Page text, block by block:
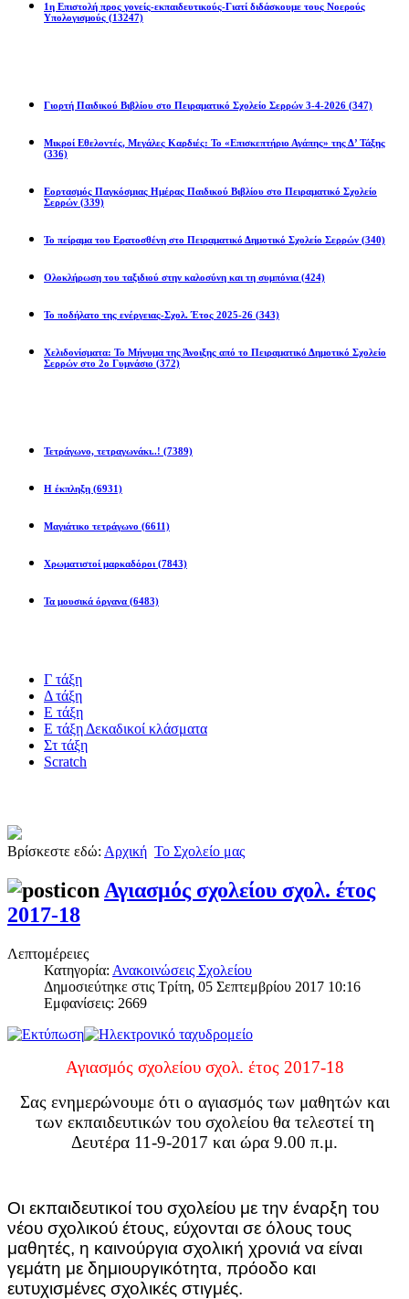
1η Επιστολή προς γονείς-εκπαιδευτικούς-Γιατί διδάσκουμε τους Νοερούς
Υπολογισμούς (13247)
Γιορτή Παιδικού Βιβλίου στο Πειραματικό Σχολείο Σερρών 3-4-2026 (347)
Μικροί Εθελοντές, Μεγάλες Καρδιές: Το «Επισκεπτήριο Αγάπης» της Δ’ Τάξης
(336)
Εορτασμός Παγκόσμιας Ημέρας Παιδικού Βιβλίου στο Πειραματικό Σχολείο
Σερρών (339)
Το πείραμα του Ερατοσθένη στο Πειραματικό Δημοτικό Σχολείο Σερρών (340)
Ολοκλήρωση του ταξιδιού στην καλοσύνη και τη συμπόνια (424)
Το ποδήλατο της ενέργειας-Σχολ. Έτος 2025-26 (343)
Χελιδονίσματα: Το Μήνυμα της Άνοιξης από το Πειραματικό Δημοτικό Σχολείο
Σερρών στο 2ο Γυμνάσιο (372)
Τετράγωνο, τετραγωνάκι..! (7389)
Η έκπληξη (6931)
Μαγιάτικο τετράγωνο (6611)
Χρωματιστοί μαρκαδόροι (7843)
Τα μουσικά όργανα (6483)
Γ τάξη
Δ τάξη
Ε τάξη
Ε τάξη Δεκαδικοί κλάσματα
Στ τάξη
Scratch
Βρίσκεστε εδώ: Αρχική Το Σχολείο μας
Αγιασμός σχολείου σχολ. έτος
2017-18
Λεπτομέρειες
Κατηγορία: Ανακοινώσεις Σχολείου
Δημοσιεύτηκε στις Τρίτη, 05 Σεπτεμβρίου 2017 10:16
Εμφανίσεις: 2669
Αγιασμός σχολείου σχολ. έτος 2017-18
Σας ενημερώνουμε ότι ο αγιασμός των μαθητών και
των εκπαιδευτικών του σχολείου θα τελεστεί τη
Δευτέρα 11-9-2017 και ώρα 9.00 π.μ.
Οι εκπαιδευτικοί του σχολείου με την έναρξη του
νέου σχολικού έτους, εύχονται σε όλους τους
μαθητές, η καινούργια σχολική χρονιά να είναι
γεμάτη με δημιουργικότητα, πρόοδο και
ευτυχισμένες σχολικές στιγμές.